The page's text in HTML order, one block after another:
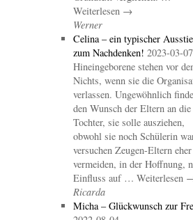
Weiterlesen →
Werner
Celina – ein typischer
zum Nachdenken! 2023-03-07
Hineingeborene stehen vor
Nichts, wenn sie die
verlassen. Ungewöhnlich
den Wunsch der Eltern an die
Tochter, sie solle ausziehen,
obwohl sie noch Schülerin
versuchen Zeugen-Eltern
vermeiden, in der Hoffnung,
Einfluss auf … Weiterlesen
Ricarda
Micha – Glückwunsch zur